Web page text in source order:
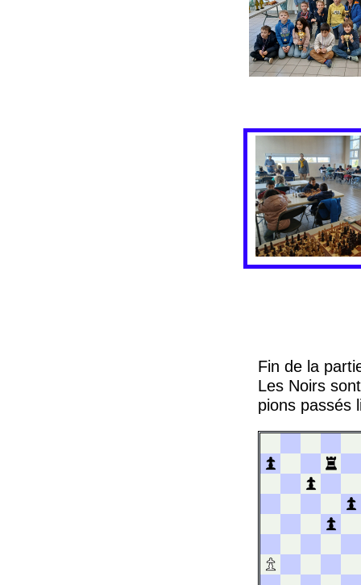
Fin de la
Les Noirs
pions passés